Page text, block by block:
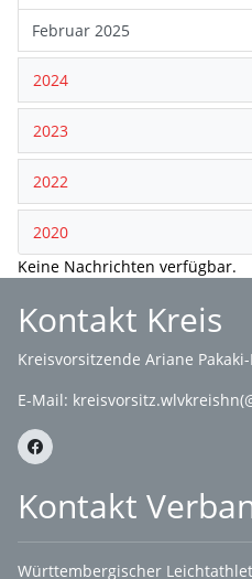
Februar 2025
2024
2023
2022
2020
Keine Nachrichten verfügbar.
Kontakt Kreis
Kreisvorsitzende Ariane
E-Mail:
Kontakt
Württembergischer